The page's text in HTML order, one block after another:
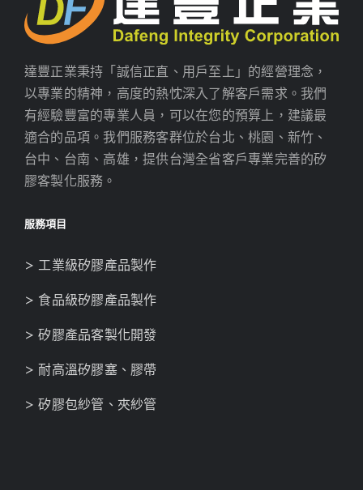
達豐正業秉持「誠信正直、用戶至上」的經營理念，
以專業的精神，高度的熱忱深入了解客戶需求。我們
有經驗豐富的專業人員，可以在您的預算上，建議最
適合的品項。我們服務客群位於台北、桃園、新竹、
台中、台南、高雄，提供台灣全省客戶專業完善的矽
膠客製化服務。
服務項目
> 工業級矽膠產品製作
> 食品級矽膠產品製作
> 矽膠產品客製化開發
> 耐高溫矽膠塞、膠帶
> 矽膠包紗管、夾紗管